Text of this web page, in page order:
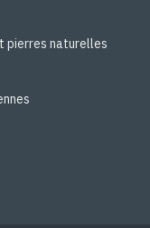
pierres naturelles